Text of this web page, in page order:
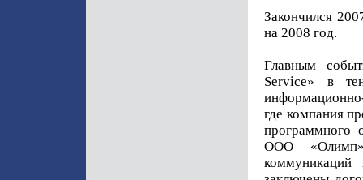
Закончился
на 2008 год.
Главным
Service» в
где компания
программного
ООО
коммуникаций